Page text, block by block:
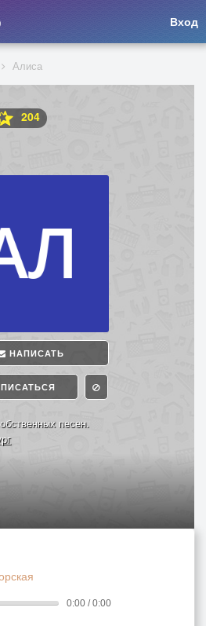
Вход
Алиса
204
НАПИСАТЬ
песен.
0:00 / 0:00